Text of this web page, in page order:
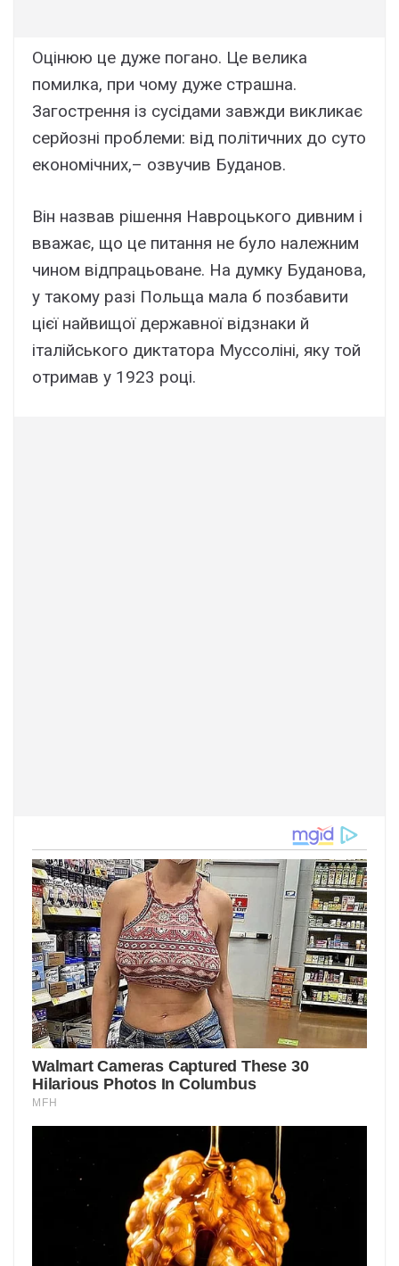
Оцінюю це дуже погано. Це велика
помилка, при чому дуже страшна.
Загострення із сусідами завжди викликає
серйозні проблеми: від політичних до суто
економічних,– озвучив Буданов.
Він назвав рішення Навроцького дивним і
вважає, що це питання не було належним
чином відпрацьоване. На думку Буданова,
у такому разі Польща мала б позбавити
цієї найвищої державної відзнаки й
італійського диктатора Муссоліні, яку той
отримав у 1923 році.